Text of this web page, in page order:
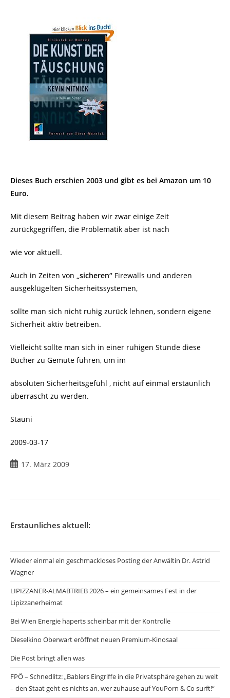
Dieses Buch erschien 2003 und gibt es bei Amazon um 10
Euro.
Mit diesem Beitrag haben wir zwar einige Zeit
zurückgegriffen, die Problematik aber ist nach
wie vor aktuell.
Auch in Zeiten von „sicheren“ Firewalls und anderen
ausgeklügelten Sicherheitssystemen,
sollte man sich nicht ruhig zurück lehnen, sondern eigene
Sicherheit aktiv betreiben.
Vielleicht sollte man sich in einer ruhigen Stunde diese
Bücher zu Gemüte führen, um im
absoluten Sicherheitsgefühl , nicht auf einmal erstaunlich
überrascht zu werden.
Stauni
2009-03-17
Beitrag17. März 2009
Erstaunliches aktuell:
Wieder einmal ein geschmackloses Posting der Anwältin Dr. Astrid
Wagner
LIPIZZANER-ALMABTRIEB 2026 – ein gemeinsames Fest in der
Lipizzanerheimat
Bei Wien Energie haperts scheinbar mit der Kontrolle
Dieselkino Oberwart eröffnet neuen Premium-Kinosaal
Die Post bringt allen was
FPÖ – Schnedlitz: „Bablers Eingriffe in die Privatsphäre gehen zu weit
– den Staat geht es nichts an, wer zuhause auf YouPorn & Co surft!“